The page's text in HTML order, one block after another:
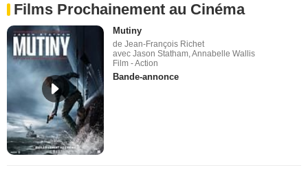
Films Prochainement au Cinéma
Mutiny
de Jean-François Richet
avec Jason Statham, Annabelle Wallis
Film - Action
Bande-annonce